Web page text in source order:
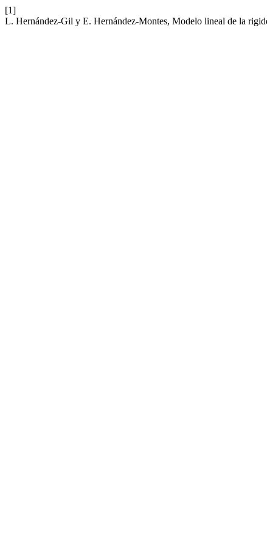
[1]
L. Hernández-Gil y E. Hernández-Montes, Modelo lineal de la